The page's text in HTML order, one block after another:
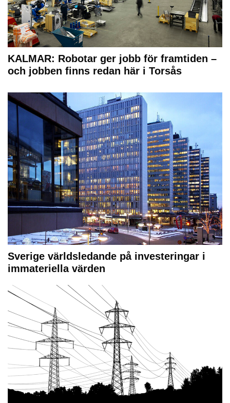
KALMAR: Robotar ger jobb för framtiden –
och jobben finns redan här i Torsås
Sverige världsledande på investeringar i
immateriella värden